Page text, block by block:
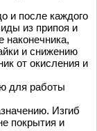
и после каждого
из припоя и
наконечника,
и снижению
от окисления и
для работы
Изгиб
покрытия и